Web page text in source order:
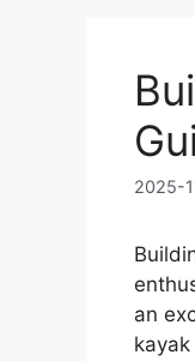
2025-
an